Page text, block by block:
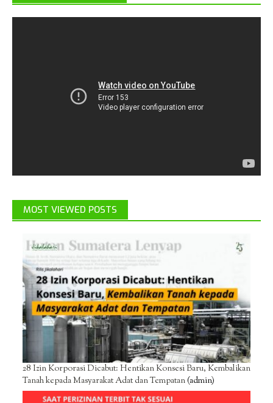
MOST VIEWED POSTS
28 Izin Korporasi Dicabut: Hentikan Konsesi Baru, Kembalikan
Tanah kepada Masyarakat Adat dan Tempatan(admin)